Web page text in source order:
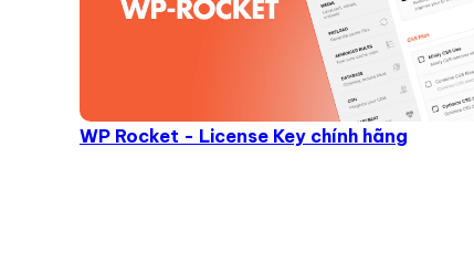
WP Rocket - License Key chính hãng